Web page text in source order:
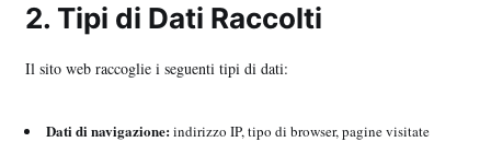
2. Tipi di Dati Raccolti
Il sito web raccoglie i seguenti tipi di dati:
Dati di navigazione: indirizzo IP, tipo di browser, pagine visitate